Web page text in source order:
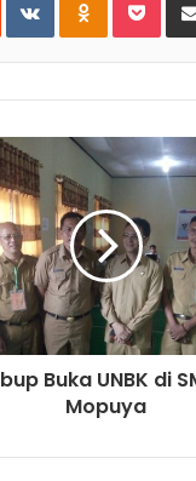
Buka UNBK di
Mopuya